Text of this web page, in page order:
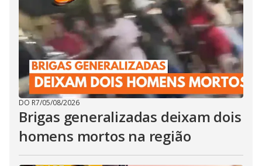
DO R7/05/08/2026
Brigas generalizadas deixam dois
homens mortos na região